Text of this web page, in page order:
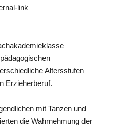
link
Altersstufen
Erzieherberuf.
mit Tanzen und
die Wahrnehmung der